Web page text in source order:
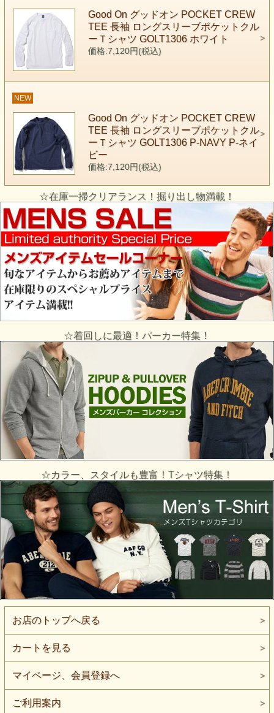
Good On グッドオン POCKET CREW
TEE 長袖 ロングスリーブポケットクル
ーＴシャツ GOLT1306 ホワイト
価格:7,120円(税込)
NEW
Good On グッドオン POCKET CREW
TEE 長袖 ロングスリーブポケットクル
ーＴシャツ GOLT1306 P-NAVY P-ネイ
ビー
価格:7,120円(税込)
☆在庫一掃クリアランス！掘り出し物満載！
☆着回しに最適！パーカー特集！
☆カラー、スタイルも豊富！Tシャツ特集！
お店のトップへ戻る
カートを見る
マイページ、会員登録へ
ご利用案内